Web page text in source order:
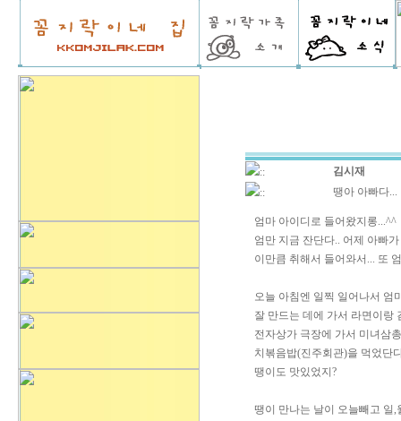
::
김시재
::
땡아 아빠다...
엄마 아이디로 들어왔지롱...^^
엄만 지금 잔단다.. 어제 아빠
이만큼 취해서 들어와서... 또
오늘 아침엔 일찍 일어나서 엄
잘 만드는 데에 가서 라면이랑
전자상가 극장에 가서 미녀삼
치볶음밥(진주회관)을 먹었단
땡이도 맛있었지?
땡이 만나는 날이 오늘빼고 일,